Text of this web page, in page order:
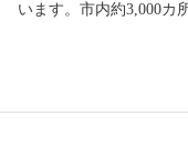
います。市内約3,000カ
す。また日本一の生産